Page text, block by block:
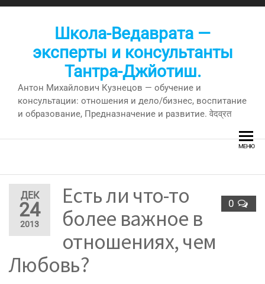
Перейти
Школа-Ведаврата —
эксперты и консультанты
Тантра-Джйотиш.
Антон Михайлович Кузнецов — обучение и
консультации: отношения и дело/бизнес, воспитание
и образование, Предназначение и развитие. वेदव्रत
МЕНЮ
ДЕК
24
2013
0
Есть ли что-то
более важное в
отношениях, чем
Любовь?